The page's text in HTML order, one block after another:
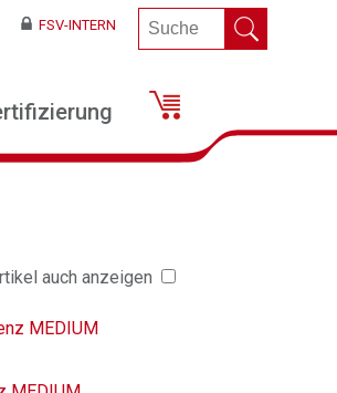
FSV-INTERN
auch anzeigen
MEDIUM